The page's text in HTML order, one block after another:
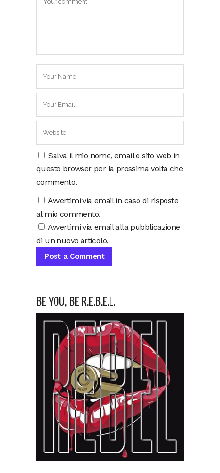
Salva il mio nome, email e sito web in
questo browser per la prossima volta che
commento.
Avvertimi via email in caso di risposte
al mio commento.
Avvertimi via email alla pubblicazione
di un nuovo articolo.
BE YOU, BE R.E.B.E.L.